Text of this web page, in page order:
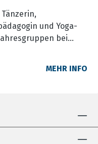
und Yoga-
bei
MEHR INFO